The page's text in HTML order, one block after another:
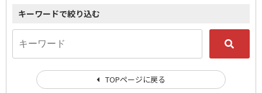
キーワードで絞り込む
TOPページに戻る